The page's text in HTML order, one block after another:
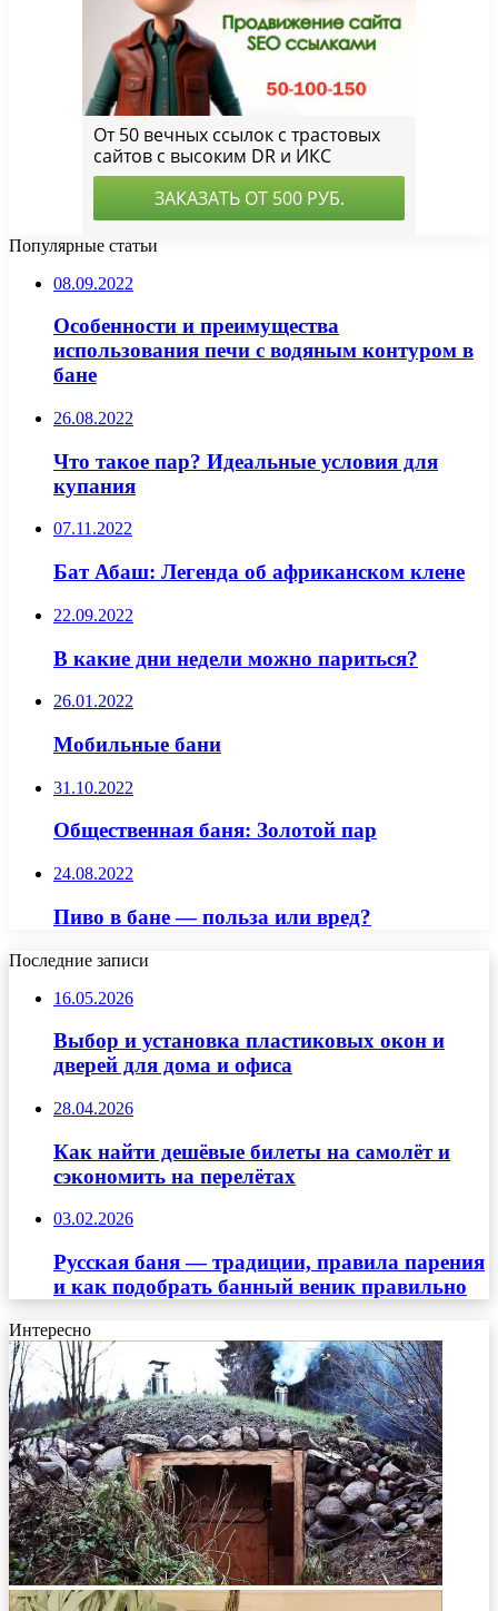
Популярные статьи
08.09.2022
Особенности и преимущества
использования печи с водяным контуром в
бане
26.08.2022
Что такое пар? Идеальные условия для
купания
07.11.2022
Бат Абаш: Легенда об африканском клене
22.09.2022
В какие дни недели можно париться?
26.01.2022
Мобильные бани
31.10.2022
Общественная баня: Золотой пар
24.08.2022
Пиво в бане — польза или вред?
Последние записи
16.05.2026
Выбор и установка пластиковых окон и
дверей для дома и офиса
28.04.2026
Как найти дешёвые билеты на самолёт и
сэкономить на перелётах
03.02.2026
Русская баня — традиции, правила парения
и как подобрать банный веник правильно
Интересно